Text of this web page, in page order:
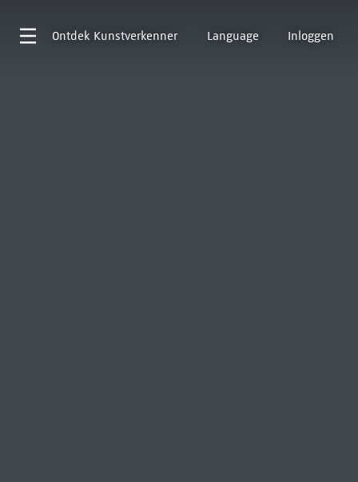
Ontdek Kunstverkenner Language Inloggen